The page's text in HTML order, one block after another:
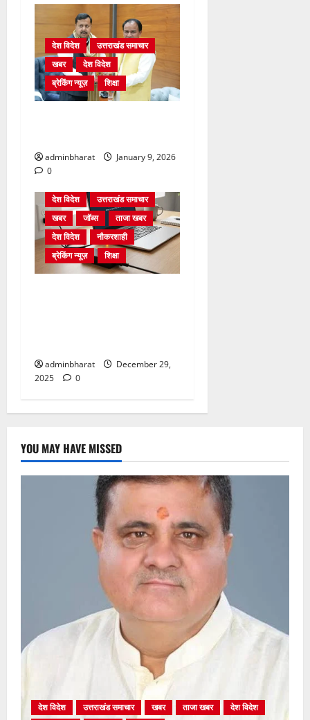
देश विदेश
उत्तराखंड समाचार
खबर
देश विदेश
ब्रेकिंग न्यूज़
शिक्षा
adminbharat
January 9, 2026
0
देश विदेश
उत्तराखंड समाचार
खबर
जॉब्स
ताजा खबर
देश विदेश
नौकरशाही
ब्रेकिंग न्यूज़
शिक्षा
adminbharat
December 29,
2025
0
YOU MAY HAVE MISSED
देश विदेश उत्तराखंड समाचार खबर ताजा खबर
देश विदेश